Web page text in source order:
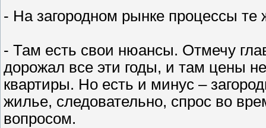
- На загородном рынке процессы
- Там есть свои нюансы. Отмечу
дорожал все эти годы, и там цены
квартиры. Но есть и минус –
жилье, следовательно, спрос во
вопросом.